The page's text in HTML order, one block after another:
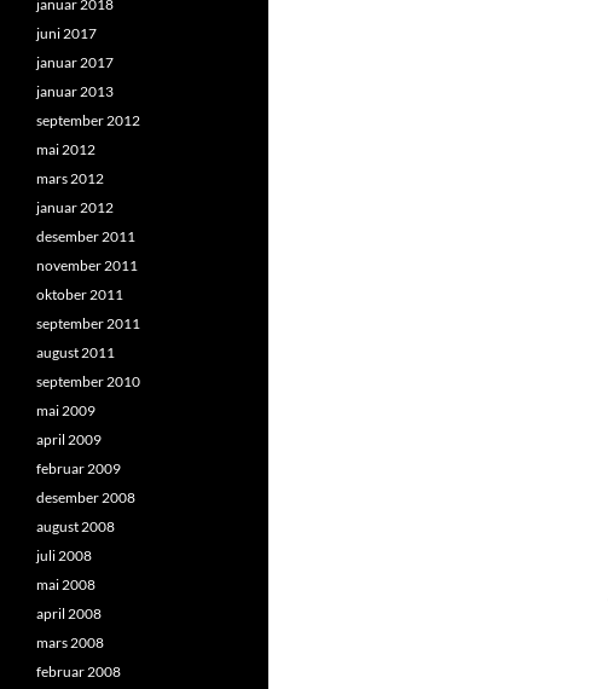
januar 2018
juni 2017
januar 2017
januar 2013
september 2012
mai 2012
mars 2012
januar 2012
desember 2011
november 2011
oktober 2011
september 2011
august 2011
september 2010
mai 2009
april 2009
februar 2009
desember 2008
august 2008
juli 2008
mai 2008
april 2008
mars 2008
februar 2008